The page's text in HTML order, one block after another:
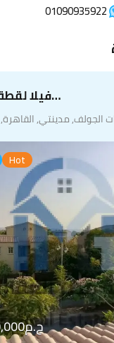
01090935922
فيلا لقطة في الجولف…
مدينتي, القاهرة, 19511, مصر
Hot
ج.م35,000,000